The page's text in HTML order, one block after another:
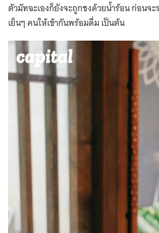
ตัวมัทฉะเองก็ยังจะถูกชงด้วยน้ำร้อน ก่อนจ
เย็นๆ คนให้เข้ากันพร้อมดื่ม เป็นต้น